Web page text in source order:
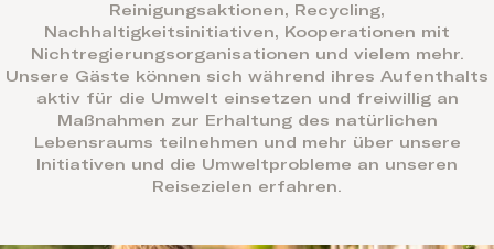
Reinigungsaktionen, Recycling,
Nachhaltigkeitsinitiativen, Kooperationen mit
Nichtregierungsorganisationen und vielem mehr.
Unsere Gäste können sich während ihres Aufenthalts
aktiv für die Umwelt einsetzen und freiwillig an
Maßnahmen zur Erhaltung des natürlichen
Lebensraums teilnehmen und mehr über unsere
Initiativen und die Umweltprobleme an unseren
Reisezielen erfahren.